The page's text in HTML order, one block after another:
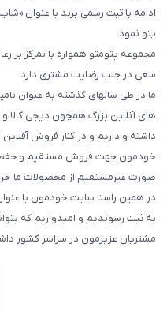
ادامه با ثبت رسمی برند با عنوان
پتو نمود.
مجموعه پتومتو همواره با تمرکز بر
سعی در جلب رضایت مشتری دارد.
ما در طی سالهای گذشته به عنوان
های آنلاین بزرگ همچون دیجی کالا
داشته و داریم و در کنار فروش
خودمون جهت فروش مستقیم و حفظ
صورت غیرمستقیم از محصولات ما
به ثبت رسوندیم و امیدواریم که
مشتریان عزیزمون در سراسر کشور